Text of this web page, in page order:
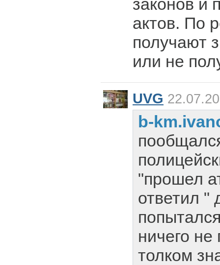
законов и
актов. По
получают
или не
UVG
b-
"прошел
ответил "
ничего
толком